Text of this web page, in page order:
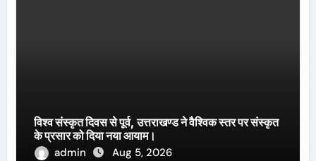
विश्व संस्कृत दिवस से पूर्व, उत्तराखण्ड ने वैश्विक स्तर पर संस्कृत
के प्रसार को दिया नया आयाम।
admin
Aug 5, 2026